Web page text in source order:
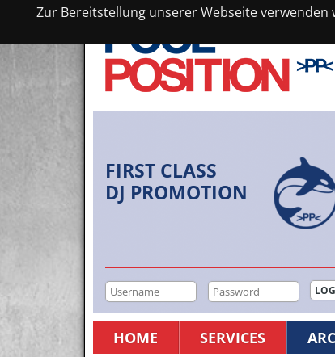
Zur Bereitstellung unserer Webseite
FIRST CLASS
DJ PROMOTION
HOME SERVICES